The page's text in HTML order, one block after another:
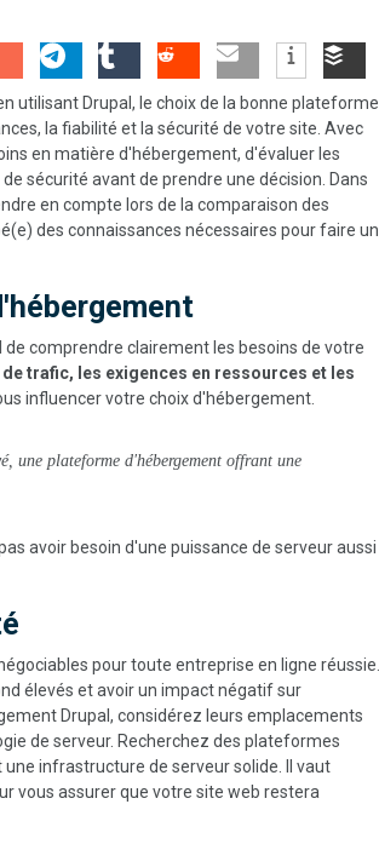
utilisant Drupal, le choix de la bonne plateforme
la fiabilité et la sécurité de votre site. Avec
en matière d'hébergement, d'évaluer les
sécurité avant de prendre une décision. Dans
en compte lors de la comparaison des
des connaissances nécessaires pour faire un
comprendre clairement les besoins de votre
trafic, les exigences en ressources et les
influencer votre choix d'hébergement.
une plateforme d'hébergement offrant une
avoir besoin d'une puissance de serveur aussi
pour toute entreprise en ligne réussie.
élevés et avoir un impact négatif sur
Drupal, considérez leurs emplacements
de serveur. Recherchez des plateformes
infrastructure de serveur solide. Il vaut
vous assurer que votre site web restera